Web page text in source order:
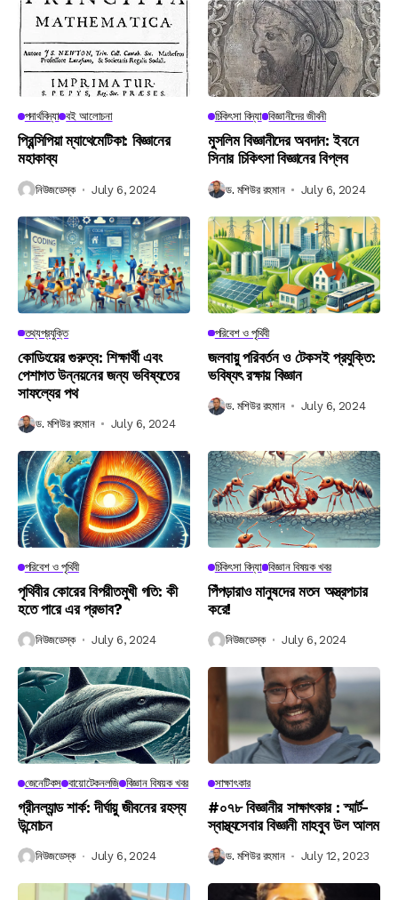
পদার্থবিদ্যা বই আলোচনা
প্রিন্সিপিয়া ম্যাথেমেটিকা: বিজ্ঞানের
মহাকাব্য
নিউজডেস্ক July 6, 2024
চিকিৎসা বিদ্যা বিজ্ঞানীদের জীবনী
মুসলিম বিজ্ঞানীদের অবদান: ইবনে
সিনার চিকিৎসা বিজ্ঞানের বিপ্লব
ড. মশিউর রহমান July 6, 2024
তথ্যপ্রযুক্তি
কোডিংয়ের গুরুত্ব: শিক্ষার্থী এবং
পেশাগত উন্নয়নের জন্য ভবিষ্যতের
সাফল্যের পথ
ড. মশিউর রহমান July 6, 2024
পরিবেশ ও পৃথিবী
জলবায়ু পরিবর্তন ও টেকসই প্রযুক্তি:
ভবিষ্যৎ রক্ষায় বিজ্ঞান
ড. মশিউর রহমান July 6, 2024
পরিবেশ ও পৃথিবী
পৃথিবীর কোরের বিপরীতমুখী গতি: কী
হতে পারে এর প্রভাব?
নিউজডেস্ক July 6, 2024
চিকিৎসা বিদ্যা বিজ্ঞান বিষয়ক খবর
পিঁপড়ারাও মানুষদের মতন অস্ত্রপচার
করে!
নিউজডেস্ক July 6, 2024
জেনেটিকস বায়োটেকনলজি বিজ্ঞান বিষয়ক খবর
গ্রীনল্যান্ড শার্ক: দীর্ঘায়ু জীবনের রহস্য
উন্মোচন
নিউজডেস্ক July 6, 2024
সাক্ষাৎকার
#০৭৮ বিজ্ঞানীর সাক্ষাৎকার : স্মার্ট-
স্বাস্থ্যসেবার বিজ্ঞানী মাহবুব উল আলম
ড. মশিউর রহমান July 12, 2023